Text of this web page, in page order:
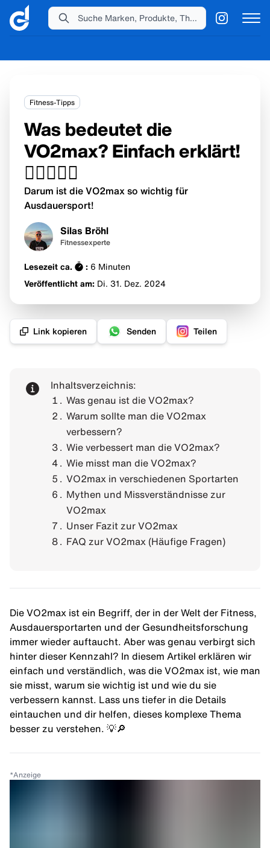
Fitness-Tipps
Was bedeutet die
VO2max? Einfach erklärt!
😮‍💨🏃🏻‍♂️
Darum ist die VO2max so wichtig für
Ausdauersport!
Silas Bröhl
Fitnessexperte
Lesezeit ca. : 6 Minuten
Veröffentlicht am: Di. 31. Dez. 2024
Link kopieren Senden Teilen
Inhaltsverzeichnis:
Was genau ist die VO2max?
Warum sollte man die VO2max
verbessern?
Wie verbessert man die VO2max?
Wie misst man die VO2max?
VO2max in verschiedenen Sportarten
Mythen und Missverständnisse zur
VO2max
Unser Fazit zur VO2max
FAQ zur VO2max (Häufige Fragen)
Die VO2max ist ein Begriff, der in der Welt der Fitness,
Ausdauersportarten und der Gesundheitsforschung
immer wieder auftaucht. Aber was genau verbirgt sich
hinter dieser Kennzahl? In diesem Artikel erklären wir
einfach und verständlich, was die VO2max ist, wie man
sie misst, warum sie wichtig ist und wie du sie
verbessern kannst. Lass uns tiefer in die Details
eintauchen und dir helfen, dieses komplexe Thema
besser zu verstehen. 💡🔎
*Anzeige